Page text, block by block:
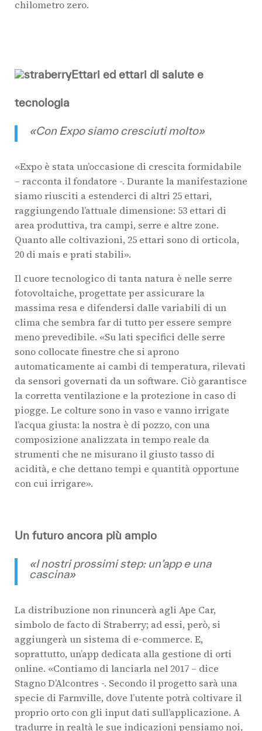
chilometro zero.
Ettari ed ettari di salute e
tecnologia
«Con Expo siamo cresciuti molto»
«Expo è stata un’occasione di crescita formidabile
– racconta il fondatore -. Durante la manifestazione
siamo riusciti a estenderci di altri 25 ettari,
raggiungendo l’attuale dimensione: 53 ettari di
area produttiva, tra campi, serre e altre zone.
Quanto alle coltivazioni, 25 ettari sono di orticola,
20 di mais e prati stabili».
Il cuore tecnologico di tanta natura è nelle serre
fotovoltaiche, progettate per assicurare la
massima resa e difendersi dalle variabili di un
clima che sembra far di tutto per essere sempre
meno prevedibile. «Su lati specifici delle serre
sono collocate finestre che si aprono
automaticamente ai cambi di temperatura, rilevati
da sensori governati da un software. Ciò garantisce
la corretta ventilazione e la protezione in caso di
piogge. Le colture sono in vaso e vanno irrigate
l’acqua giusta: la nostra è di pozzo, con una
composizione analizzata in tempo reale da
strumenti che ne misurano il giusto tasso di
acidità, e che dettano tempi e quantità opportune
con cui irrigare».
Un futuro ancora più ampio
«I nostri prossimi step: un’app e una
cascina»
La distribuzione non rinuncerà agli Ape Car,
simbolo de facto di Straberry; ad essi, però, si
aggiungerà un sistema di e-commerce. E,
soprattutto, un’app dedicata alla gestione di orti
online. «Contiamo di lanciarla nel 2017 – dice
Stagno D’Alcontres -. Secondo il progetto sarà una
specie di Farmville, dove l’utente potrà coltivare il
proprio orto con gli input dati sull’applicazione. A
tradurre in realtà le sue indicazioni pensiamo noi,